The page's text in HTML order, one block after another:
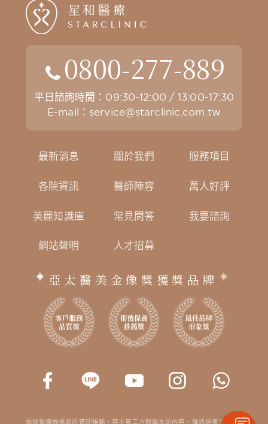
0800-277-889
平日諮詢時間：09:30-12:00 / 13:00-17:30
E-mail： service@starclinic.com.tw
最新消息 關於我們 服務項目
各院資訊 醫師陣容 萬人好評
美麗知識庫 常見問答 我要諮詢
網站聲明 人才招募
亞太醫美金像獎獲獎品牌
依據醫療機構資訊管理規範，禁止第三方轉載本站內容。惟透過搜尋